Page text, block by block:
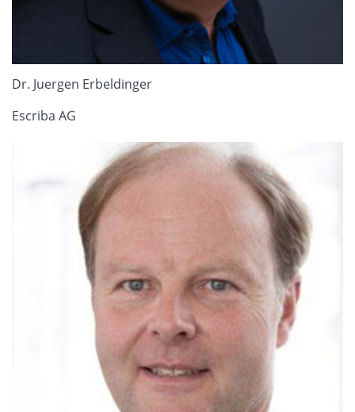
Dr. Juergen Erbeldinger
Escriba AG